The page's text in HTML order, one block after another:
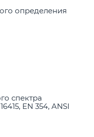
определения
спектра
EN 354, ANSI